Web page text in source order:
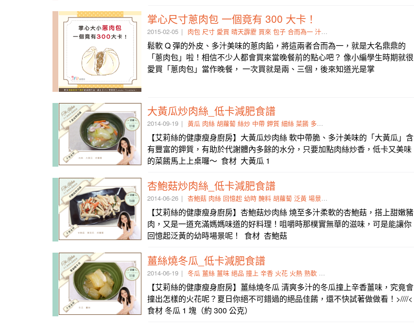
掌心尺寸蔥肉包 一個竟有 300 大卡！
2015-02-05 肉包 尺寸 愛買 晴天霹靂 買來 包子 合而為一 汁多
鬆軟 Q 彈的外皮、多汁美味的蔥肉餡，將這兩者合而為一，就是大名鼎鼎的
「蔥肉包」啦！相信不少人都會買來當晚餐前的點心吧？ 像小編學生時期就很
愛買「蔥肉包」當作晚餐， 一次買就是兩、三個，後來知道光是掌
大黃瓜炒肉絲_低卡減肥食譜
2014-09-19 黃瓜 肉絲 胡蘿蔔 絲炒 中帶 鉀質 細絲 菜餚 多汁
【艾莉絲的健康瘦身廚房】大黃瓜炒肉絲 軟中帶脆、多汁美味的「大黃瓜」含
有豐富的鉀質，有助於代謝體內多餘的水分，只要加點肉絲炒香，低卡又美味
的菜餚馬上上桌囉～ 食材 大黃瓜 1
杏鮑菇炒肉絲_低卡減肥食譜
2014-06-26 杏鮑菇 肉絲 回憶起 幼時 醃料 胡蘿蔔 泛黃 場景 甜嫩
【艾莉絲的健康瘦身廚房】杏鮑菇炒肉絲 燒至多汁柔軟的杏鮑菇，搭上甜嫩豬
肉，又是一道充滿媽媽味道的好料理！咀嚼時那樸實無華的滋味，可是能讓你
回憶起泛黃的幼時場景呢！ 食材 杏鮑菇
薑絲燒冬瓜_低卡減肥食譜
2014-06-19 冬瓜 薑絲 薑味 絕品 撞上 辛香 火花 火熱 熟軟 悶煮
【艾莉絲的健康瘦身廚房】薑絲燒冬瓜 清爽多汁的冬瓜撞上辛香薑味，究竟會
撞出怎樣的火花呢？夏日你絕不可錯過的絕品佳餚，還不快試著做做看！>////<
食材 冬瓜 1 塊（約 300 公克）